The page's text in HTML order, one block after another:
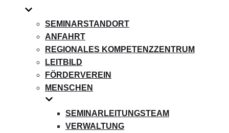
SEMINARSTANDORT
ANFAHRT
REGIONALES KOMPETENZZENTRUM
LEITBILD
FÖRDERVEREIN
MENSCHEN
SEMINARLEITUNGSTEAM
VERWALTUNG